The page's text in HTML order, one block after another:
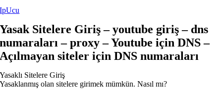
IpUcu
Yasak Sitelere Giriş – youtube giriş – dns
numaraları – proxy – Youtube için DNS –
Açılmayan siteler için DNS numaraları
Yasaklı Sitelere Giriş
Yasaklanmış olan sitelere girimek mümkün. Nasıl mı?